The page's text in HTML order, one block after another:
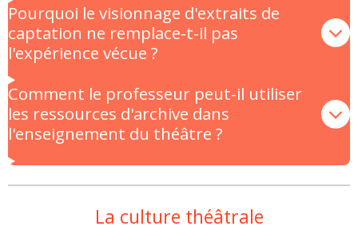
Pourquoi le visionnage d'extraits de
captation ne remplace-t-il pas
l'expérience vécue ?
Comment le professeur peut-il utiliser
les ressources d'archive dans
l'enseignement du théâtre ?
La culture théâtrale